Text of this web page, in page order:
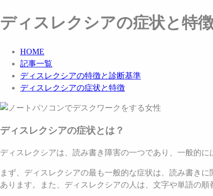
ディスレクシアの症状と特
HOME
記事一覧
ディスレクシアの特徴と診断基準
ディスレクシアの症状と特徴
ディスレクシアの症状とは？
ディスレクシアは、読み書き障害の一つであり、一般的
まず、ディスレクシアの最も一般的な症状は、読み書き
あります。また、ディスレクシアの人は、文字や単語の